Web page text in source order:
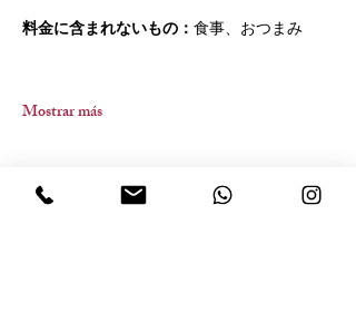
料金に含まれないもの： 食事、おつまみ
Mostrar más